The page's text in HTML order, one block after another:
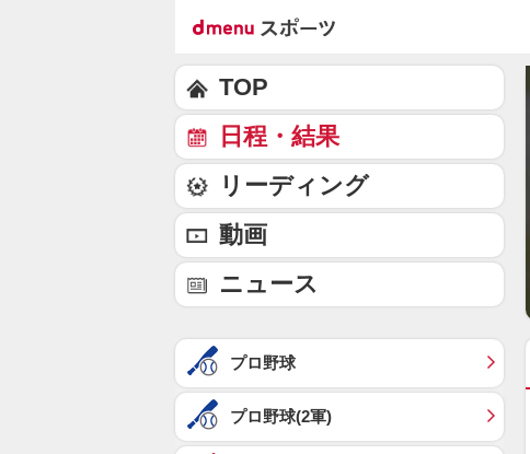
TOP
日程・結果
リーディング
動画
ニュース
プロ野球
プロ野球(2軍)